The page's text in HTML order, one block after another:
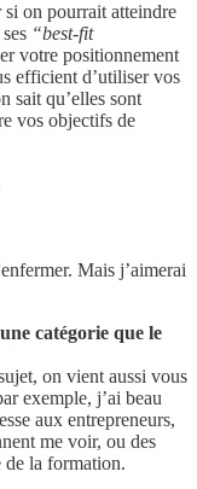
on pourrait atteindre
“best-fit
votre positionnement
efficient d’utiliser vos
sait qu’elles sont
vos objectifs de
Mais j’aimerai
catégorie que le
on vient aussi vous
exemple, j’ai beau
aux entrepreneurs,
me voir, ou des
de la formation.